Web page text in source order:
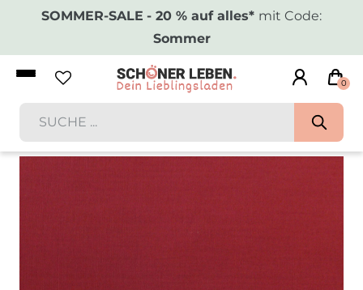
SOMMER-SALE - 20 % auf alles* mit Code:
Sommer
0